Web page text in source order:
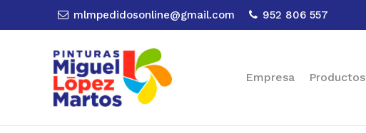
mlmpedidosonline@gmail.com 952 806 557
Empresa Productos